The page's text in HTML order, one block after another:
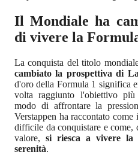
Il Mondiale ha
di vivere la
La conquista del titolo
cambiato la prospettiva di
d'oro della Formula 1 significa
volta raggiunto l'obiettivo
modo di affrontare la
Verstappen ha raccontato
difficile da conquistare e
valore, si riesca a vivere la
serenità.